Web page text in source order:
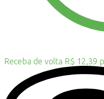
Receba de volta R$ 12,39